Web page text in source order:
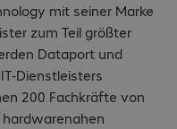
mit seiner Marke
zum Teil größter
Dataport und
Dienstleisters
200 Fachkräfte von